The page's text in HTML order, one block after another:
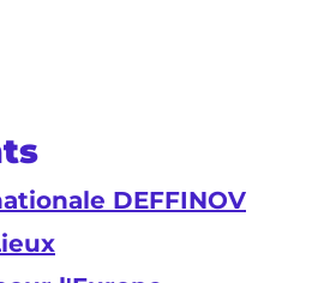
DEFFINOV